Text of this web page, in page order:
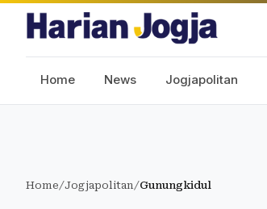
Home News Jogjapolitan
Home/Jogjapolitan/Gunungkidul